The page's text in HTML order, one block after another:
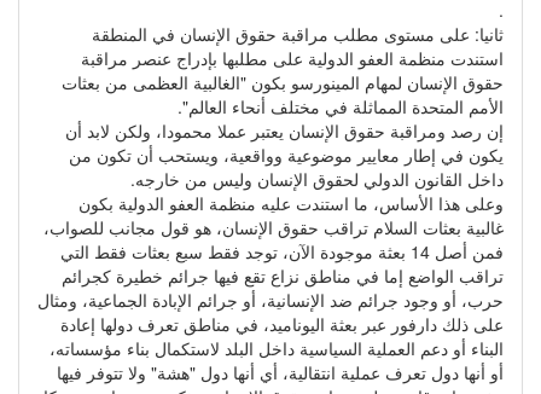
ثانيا: على مستوى مطلب مراقبة حقوق الإنسان في المنطقة
استندت منظمة العفو الدولية على مطلبها بإدراج عنصر مراقبة
حقوق الإنسان لمهام المينورسو بكون "الغالبية العظمى من بعثات
الأمم المتحدة المماثلة في مختلف أنحاء العالم".
إن رصد ومراقبة حقوق الإنسان يعتبر عملا محمودا، ولكن لابد أن
يكون في إطار معايير موضوعية وواقعية، ويستحب أن تكون من
داخل القانون الدولي لحقوق الإنسان وليس من خارجه.
وعلى هذا الأساس، ما استندت عليه منظمة العفو الدولية بكون
غالبية بعثات السلام تراقب حقوق الإنسان، هو قول مجانب للصواب،
فمن أصل 14 بعثة موجودة الآن، توجد فقط سبع بعثات فقط التي
تراقب الواضع إما في مناطق نزاع تقع فيها جرائم خطيرة كجرائم
حرب، أو وجود جرائم ضد الإنسانية، أو جرائم الإبادة الجماعية، ومثال
على ذلك دارفور عبر بعثة اليوناميد، في مناطق تعرف دولها إعادة
البناء أو دعم العملية السياسية داخل البلد لاستكمال بناء مؤسساته،
أو أنها دول تعرف عملية انتقالية، أي أنها دول "هشة" ولا تتوفر فيها